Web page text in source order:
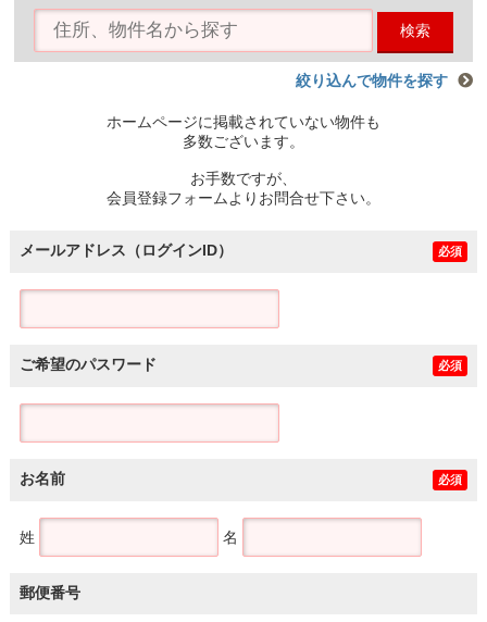
検索
絞り込んで物件を探す
ホームページに掲載されていない物件も
多数ございます。
お手数ですが、
会員登録フォームよりお問合せ下さい。
メールアドレス（ログインID） 必須
ご希望のパスワード 必須
お名前 必須
姓 名
郵便番号